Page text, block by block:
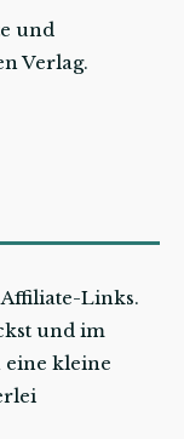
und
Verlag.
Links.
und im
eine kleine